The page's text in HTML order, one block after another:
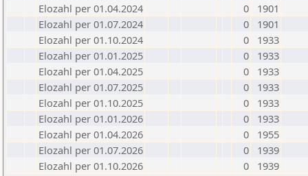
Elozahl per 01.04.2024
0
1901
Elozahl per 01.07.2024
0
1901
Elozahl per 01.10.2024
0
1933
Elozahl per 01.01.2025
0
1933
Elozahl per 01.04.2025
0
1933
Elozahl per 01.07.2025
0
1933
Elozahl per 01.10.2025
0
1933
Elozahl per 01.01.2026
0
1933
Elozahl per 01.04.2026
0
1955
Elozahl per 01.07.2026
0
1939
Elozahl per 01.10.2026
0 1939